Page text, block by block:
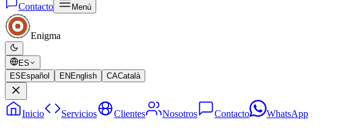
Contacto
Menú
Enigma
ES
ES Español EN English CACatalà
Inicio Servicios Clientes Nosotros Contacto WhatsApp